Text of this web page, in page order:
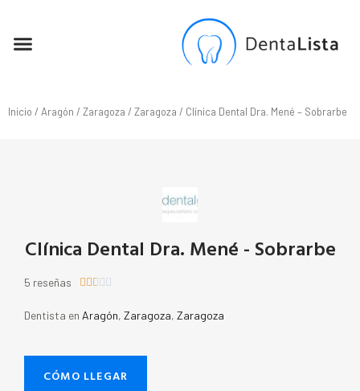
Inicio / Aragón / Zaragoza / Zaragoza / Clínica Dental Dra. Mené – Sobrarbe
Clínica Dental Dra. Mené - Sobrarbe
5 reseñas     
Dentista en Aragón, Zaragoza, Zaragoza
CÓMO LLEGAR